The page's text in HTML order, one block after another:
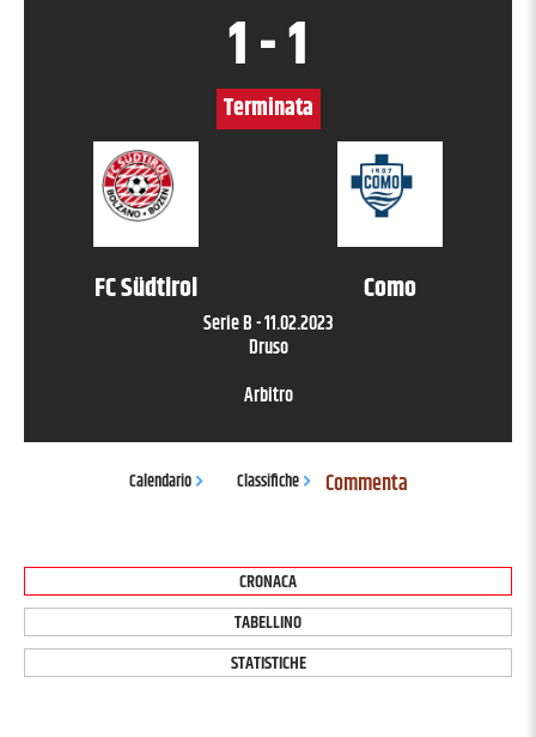
FC Südtirol Como
1-1
Terminata
Serie B-11.02.2023
Druso
Arbitro
Calendario Classifiche Commenta
CRONACA
TABELLINO
STATISTICHE